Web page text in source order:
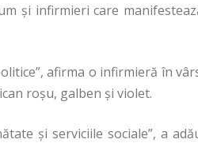
și infirmieri care
afirma o infirmieră în
roşu, galben şi violet.
şi serviciile sociale”, a